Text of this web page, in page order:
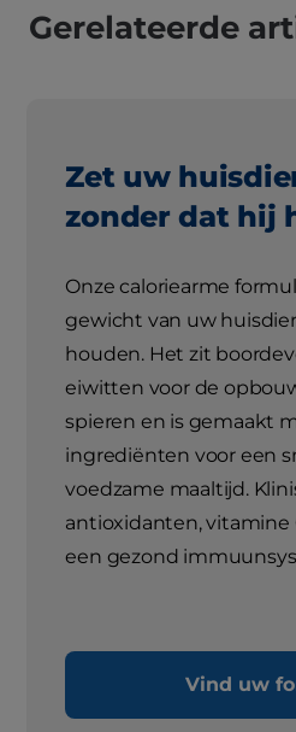
Gerelateerde
Zet uw
zonder dat hij
Onze caloriearme
gewicht van uw
houden. Het zit
eiwitten voor de
spieren en is gemaakt
ingrediënten voor een
voedzame maaltijd.
antioxidanten, vitamine
een gezond
Vind uw